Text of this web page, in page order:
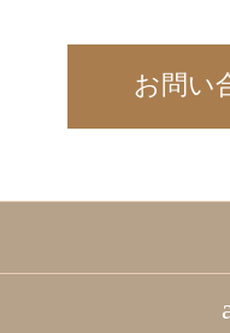
お問い